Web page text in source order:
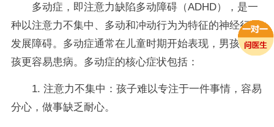
多动症，即注意力缺陷多动障碍（ADHD），是一
种以注意力不集中、多动和冲动行为为特征的神经行为
发展障碍。多动症通常在儿童时期开始表现，男孩比女
孩更容易患病。多动症的核心症状包括：
1. 注意力不集中：孩子难以专注于一件事情，容易
分心，做事缺乏耐心。